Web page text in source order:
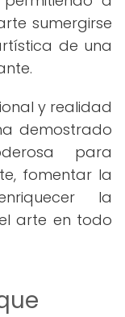
sumergirse
de una
y realidad
demostrado
para
fomentar la
la
arte en todo